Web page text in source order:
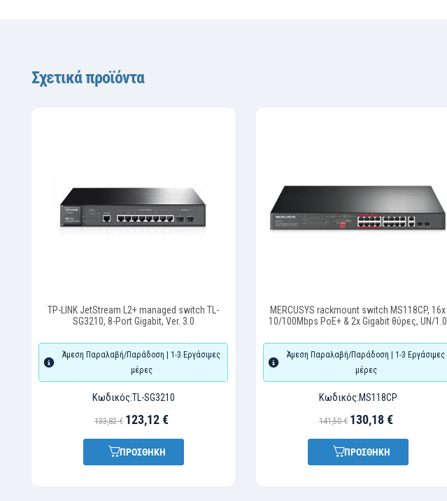
Σχετικά προϊόντα
TP-LINK JetStream L2+ managed switch TL-
SG3210, 8-Port Gigabit, Ver. 3.0
Άμεση Παραλαβή/Παράδοση | 1-3 Εργάσιμες
μέρες
Κωδικός:TL-SG3210
133,82 € 123,12 €
ΠΡΟΣΘΗΚΗ
MERCUSYS rackmount switch MS118CP, 16x
10/100Mbps PoE+ & 2x Gigabit θύρες, UN/1.0
Άμεση Παραλαβή/Παράδοση | 1-3 Εργάσιμες
μέρες
Κωδικός:MS118CP
141,50 € 130,18 €
ΠΡΟΣΘΗΚΗ